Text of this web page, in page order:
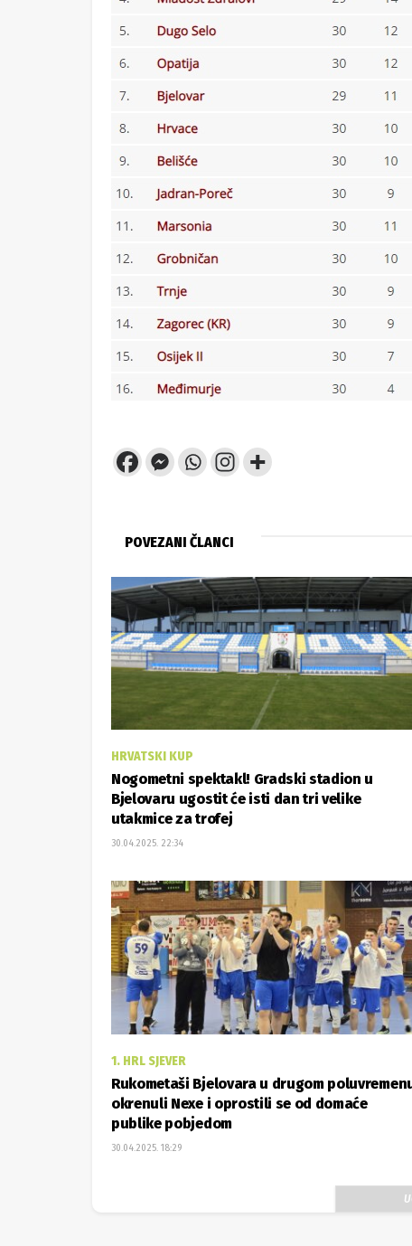
POVEZANI ČLANCI
HRVATSKI KUP
Nogometni spektakl! Gradski stadion u
Bjelovaru ugostit će isti dan tri velike
utakmice za trofej
30.04.2025. 22:34
1. HRL SJEVER
Rukometaši Bjelovara u drugom
okrenuli Nexe i oprostili se od domaće
publike pobjedom
30.04.2025. 18:29